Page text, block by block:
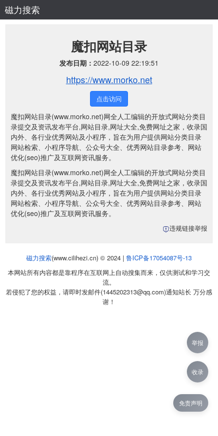
磁力搜索
魔扣网站目录
发布日期： 2022-10-09 22:19:51
https://www.morko.net
点击访问
魔扣网站目录(www.morko.net)网全人工编辑的开放式网站分类目
录提交及资讯发布平台,网站目录,网址大全,免费网址之家，收录国
内外、各行业优秀网站及小程序，旨在为用户提供网站分类目录
网站检索、小程序导航、公众号大全、优秀网站目录参考、网站
优化(seo)推广及互联网资讯服务。
魔扣网站目录(www.morko.net)网全人工编辑的开放式网站分类目
录提交及资讯发布平台,网站目录,网址大全,免费网址之家，收录国
内外、各行业优秀网站及小程序，旨在为用户提供网站分类目录
网站检索、小程序导航、公众号大全、优秀网站目录参考、网站
优化(seo)推广及互联网资讯服务。
违规链接举报
磁力搜索(www.cilihezi.cn) © 2024 | 鲁ICP备17054087号-13
本网站所有内容都是靠程序在互联网上自动搜集而来，仅供测试和学习交
流。
若侵犯了您的权益，请即时发邮件(1445202313@qq.com)通知站长 万分感
谢！
免责声明
举报
收录